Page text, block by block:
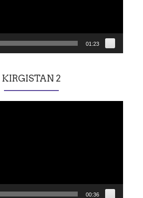
01:23
KIRGISTAN 2
00:36